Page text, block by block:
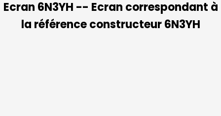
Ecran 6N3YH -- Ecran correspondant à
la référence constructeur 6N3YH